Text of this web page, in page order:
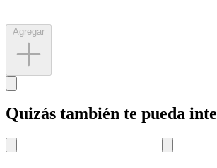
Quizás también te pueda